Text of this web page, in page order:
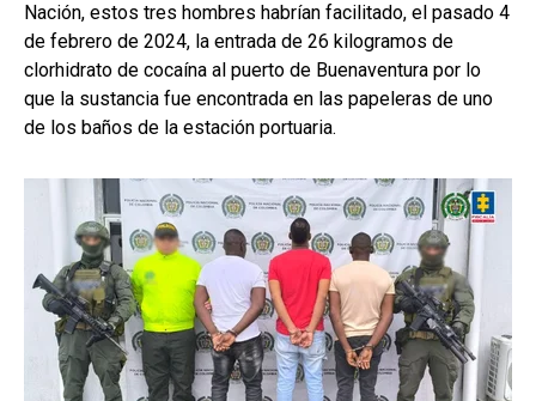
Nación, estos tres hombres habrían facilitado, el pasado 4
de febrero de 2024, la entrada de 26 kilogramos de
clorhidrato de cocaína al puerto de Buenaventura por lo
que la sustancia fue encontrada en las papeleras de uno
de los baños de la estación portuaria.